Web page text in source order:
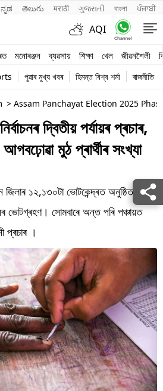
తెలుగు मराठी ગુજરાતી বাংলা ਪੰਜਾਬੀ
AQI
মনোৰঞ্জন ব্যৱসায় শিক্ষা খেল জীৱনশৈলী
পুৱাৰ মুখ্য খবৰ হিমন্ত বিশ্ব শৰ্মা ৰাজনীতি
> Assam Panchayat Election 2025
দ্বিতীয় পৰ্যায়ৰ প্ৰচাৰ,
মুঠ প্ৰাৰ্থীৰ সংখ্যা
১২,১৩০টা ভোটকেন্দ্ৰত অনুষ্ঠিত হ’ব
ভোটগ্ৰহণ। সোমবাৰে অন্ত পৰি পঞ্চায়ত
প্ৰচাৰ ।